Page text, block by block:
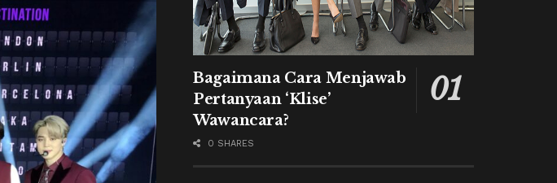
Bagaimana Cara Menjawab
Pertanyaan ‘Klise’
Wawancara?
0 SHARES